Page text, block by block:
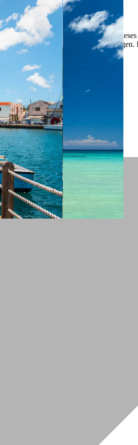
Nutzungserlebnis zu servieren und
Ihre persönlichen Präferenzen